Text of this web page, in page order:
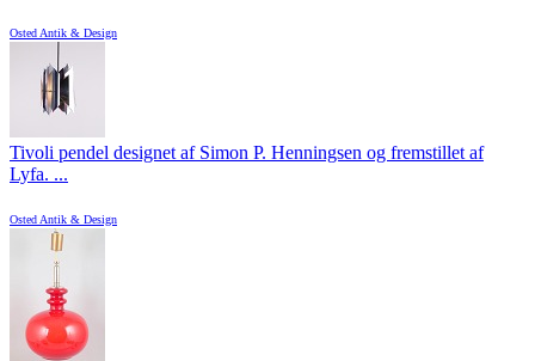
Osted Antik & Design
Tivoli pendel designet af Simon P. Henningsen og fremstillet af
Lyfa. ...
Osted Antik & Design